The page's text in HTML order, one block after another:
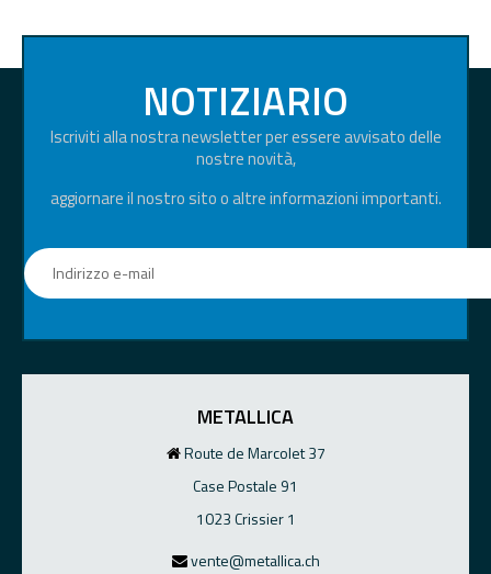
NOTIZIARIO
Iscriviti alla nostra newsletter per essere avvisato delle
nostre novità,
aggiornare il nostro sito o altre informazioni importanti.
METALLICA
Route de Marcolet 37
Case Postale 91
1023 Crissier 1
vente@metallica.ch